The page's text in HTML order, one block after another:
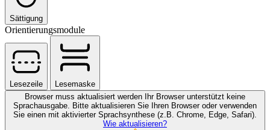
Sättigung
Orientierungsmodule
Lesezeile
Lesemaske
Browser muss aktualisiert werden
Ihr Browser unterstützt keine
Sprachausgabe. Bitte aktualisieren Sie Ihren Browser oder verwenden
Sie einen mit aktivierter Sprachsynthese (z.B. Chrome, Edge, Safari).
Wie aktualisieren?